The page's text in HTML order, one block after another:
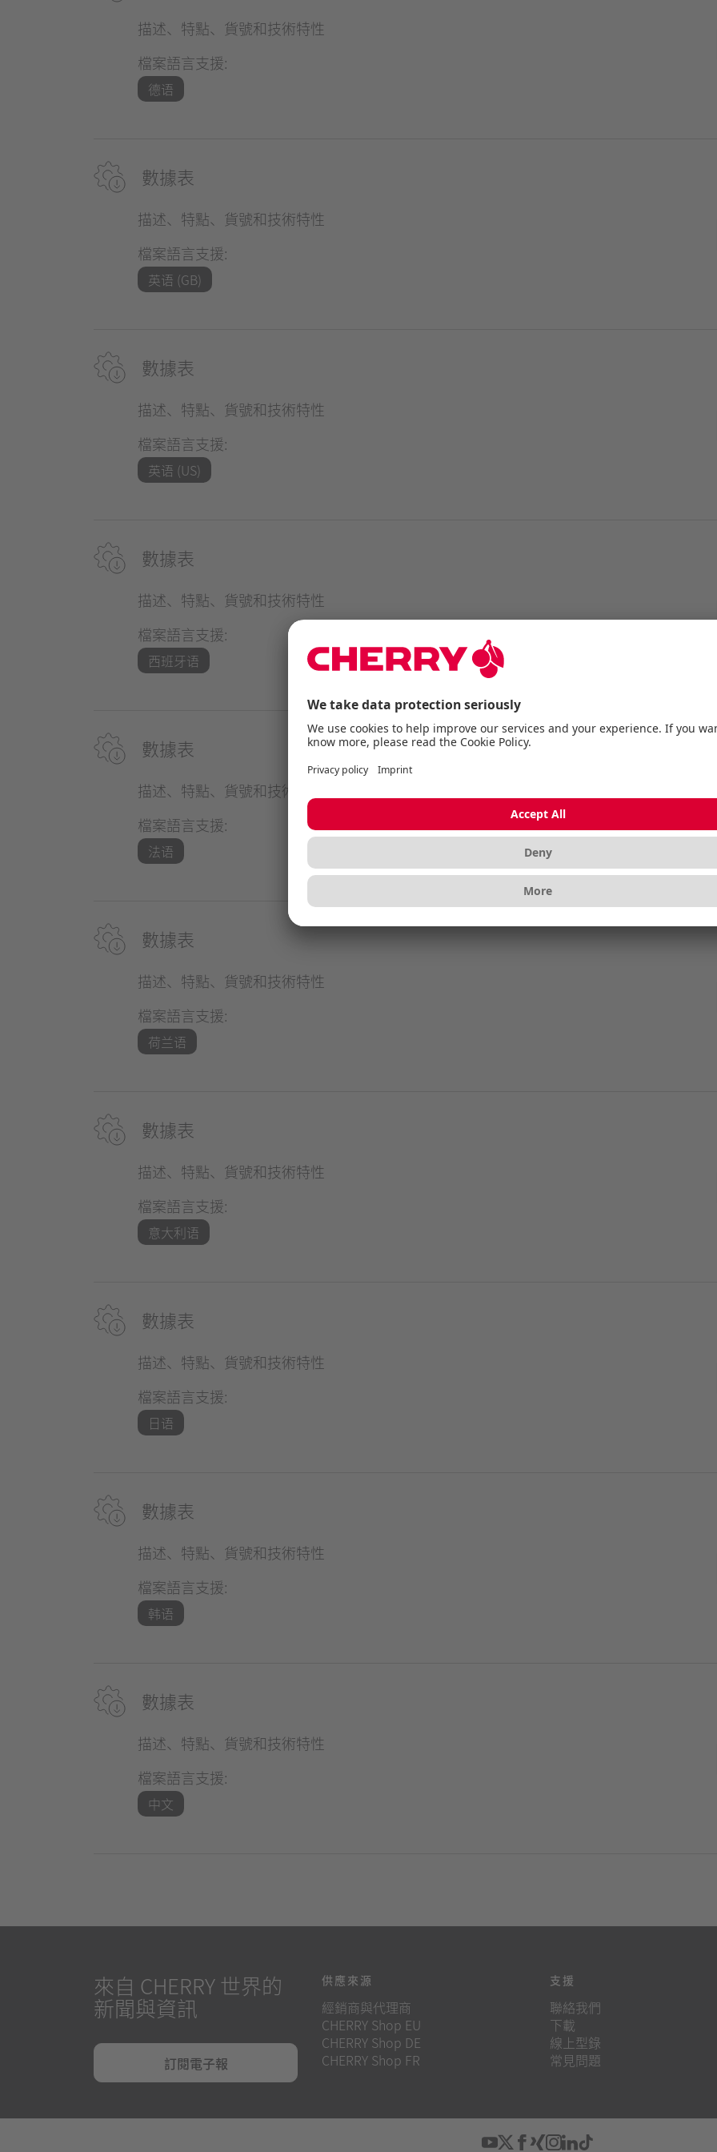
描述、特點、貨號和技術特性
檔案語言支援:
德语
數據表
描述、特點、貨號和技術特性
檔案語言支援:
英语 (GB)
數據表
描述、特點、貨號和技術特性
檔案語言支援:
英语 (US)
數據表
描述、特點、貨號和技術特性
檔案語言支援:
西班牙语
數據表
描述、特點、貨號和技術特性
檔案語言支援:
法语
數據表
描述、特點、貨號和技術特性
檔案語言支援:
荷兰语
數據表
描述、特點、貨號和技術特性
檔案語言支援:
意大利语
數據表
描述、特點、貨號和技術特性
檔案語言支援:
日语
數據表
描述、特點、貨號和技術特性
檔案語言支援:
韩语
數據表
描述、特點、貨號和技術特性
檔案語言支援:
中文
來自 CHERRY 世界的
新聞與資訊
訂閱電子報
供應來源
經銷商與代理商
CHERRY Shop EU
CHERRY Shop DE
CHERRY Shop FR
支援
聯絡我們
下載
線上型錄
常見問題